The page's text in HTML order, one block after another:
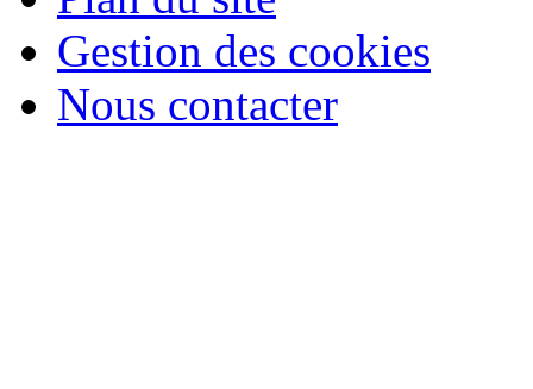
Gestion des cookies
Nous contacter